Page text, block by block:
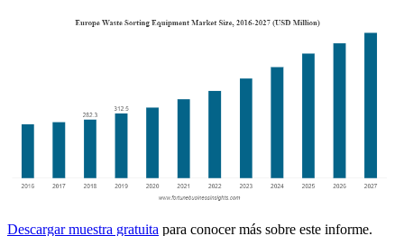
Descargar muestra gratuita para conocer más sobre este informe.